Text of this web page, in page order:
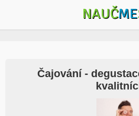
NAUČME
Čajování -